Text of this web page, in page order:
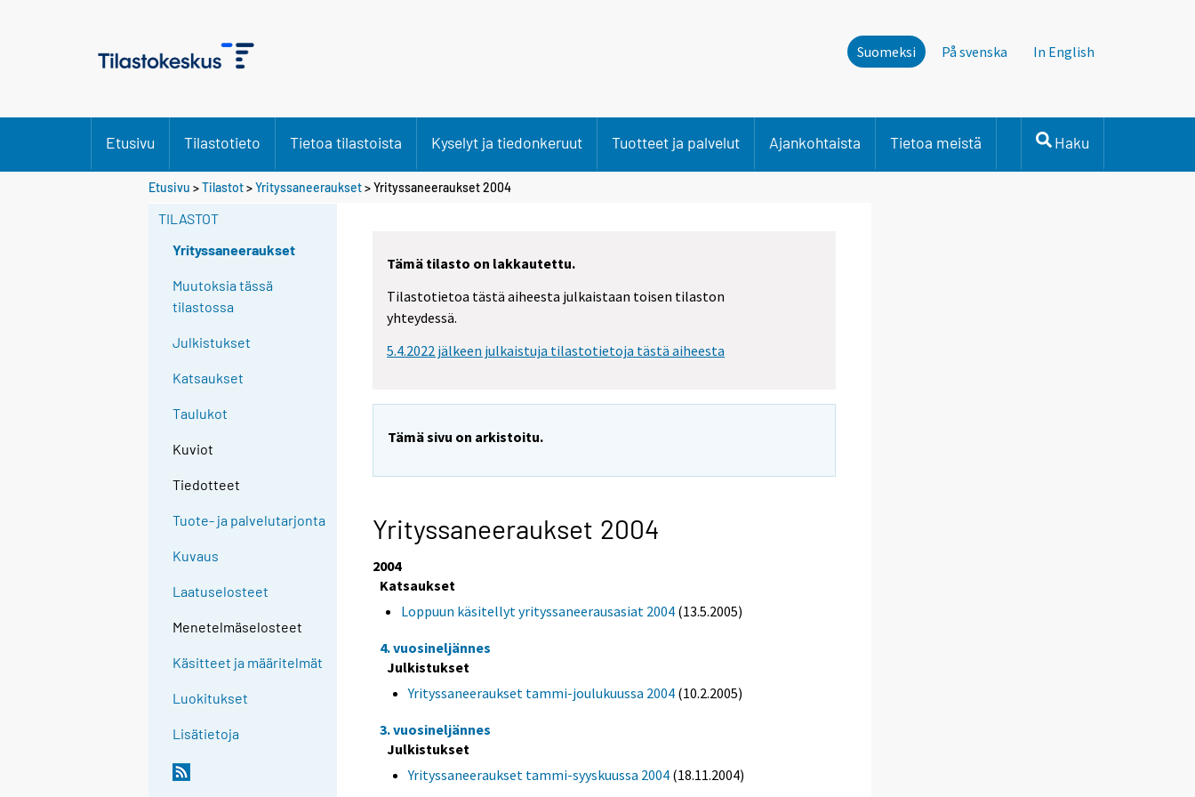
Suomeksi På svenska In English
Etusivu Tilastotieto Tietoa tilastoista Kyselyt ja tiedonkeruut Tuotteet ja palvelut Ajankohtaista Tietoa meistä Haku
Etusivu >Tilastot>Yrityssaneeraukset> Yrityssaneeraukset 2004
TILASTOT
Yrityssaneeraukset
Muutoksia tässä
tilastossa
Julkistukset
Katsaukset
Taulukot
Kuviot
Tiedotteet
Tuote- ja palvelutarjonta
Kuvaus
Laatuselosteet
Menetelmäselosteet
Käsitteet ja määritelmät
Luokitukset
Lisätietoja
Tämä tilasto on lakkautettu.
Tilastotietoa tästä aiheesta julkaistaan toisen tilaston
yhteydessä.
5.4.2022 jälkeen julkaistuja tilastotietoja tästä aiheesta
Tämä sivu on arkistoitu.
Yrityssaneeraukset 2004
2004
Katsaukset
Loppuun käsitellyt yrityssaneerausasiat 2004 (13.5.2005)
4. vuosineljännes
Julkistukset
Yrityssaneeraukset tammi-joulukuussa 2004 (10.2.2005)
3. vuosineljännes
Julkistukset
Yrityssaneeraukset tammi-syyskuussa 2004 (18.11.2004)